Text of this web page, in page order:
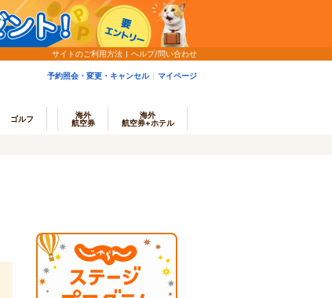
サイトのご利用方法 ヘルプ/問い合わせ
予約照会・変更・キャンセル マイページ
ゴルフ
海外
航空券
海外
航空券+ホテル